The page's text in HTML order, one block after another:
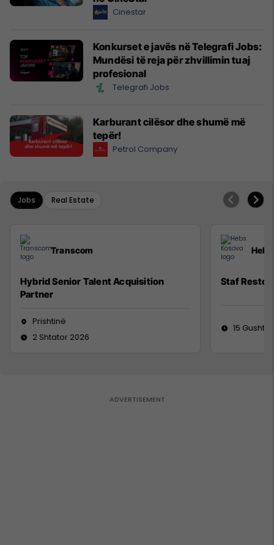
Cinestar
Konkurset e javës në Telegrafi Jobs:
Mundësi të reja për zhvillimin tuaj
profesional
Telegrafi Jobs
Karburant cilësor dhe shumë më
tepër!
Petrol Company
Jobs Real Estate
Transcom
Hybrid Senior Talent Acquisition
Partner
Prishtinë
2 Shtator 2026
Staf
15 Gusht